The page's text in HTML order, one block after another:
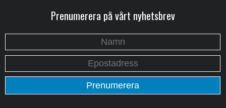
Prenumerera på vårt nyhetsbrev